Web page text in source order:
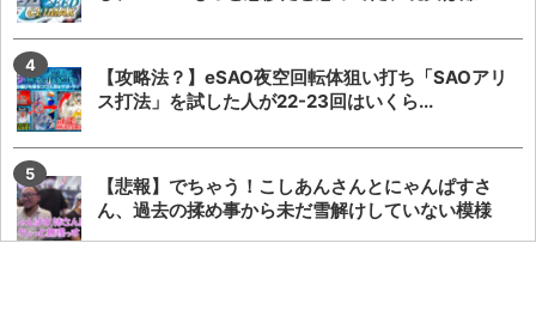
【攻略法？】eSAO夜空回転体狙い打ち「SAOアリ
ス打法」を試した人が22-23回はいくら...
【悲報】でちゃう！こしあんさんとにゃんぱすさ
ん、過去の揉め事から未だ雪解けしていない模様